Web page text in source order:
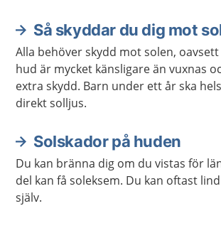
Så skyddar du dig mot
Alla behöver skydd mot solen,
hud är mycket känsligare än vuxnas
extra skydd. Barn under ett år ska
direkt solljus.
Solskador på huden
Du kan bränna dig om du vistas för
del kan få soleksem. Du kan oftast
själv.